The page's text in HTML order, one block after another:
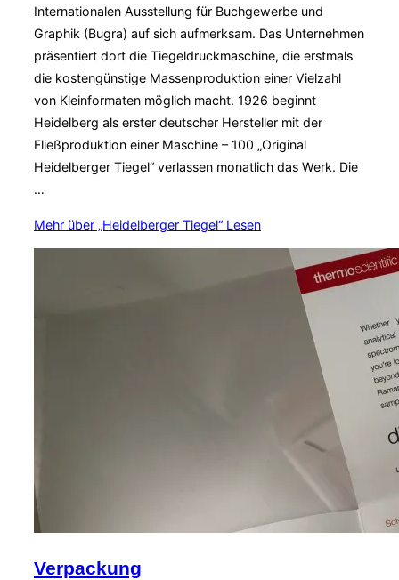
Internationalen Ausstellung für Buchgewerbe und
Graphik (Bugra) auf sich aufmerksam. Das Unternehmen
präsentiert dort die Tiegeldruckmaschine, die erstmals
die kostengünstige Massenproduktion einer Vielzahl
von Kleinformaten möglich macht. 1926 beginnt
Heidelberg als erster deutscher Hersteller mit der
Fließproduktion einer Maschine – 100 „Original
Heidelberger Tiegel“ verlassen monatlich das Werk. Die
…
Mehr über „Heidelberger Tiegel“ Lesen
Verpackung